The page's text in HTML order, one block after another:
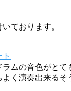
ております。
ムの音色がとて
く演奏出来るそ